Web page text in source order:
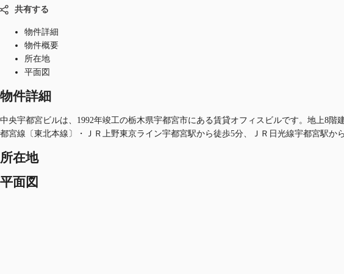
共有する
物件詳細
物件概要
所在地
平面図
物件詳細
中央宇都宮ビルは、1992年竣工の栃木県宇都宮市にある賃貸オフィスビルです。地上8
都宮線〔東北本線〕・ＪＲ上野東京ライン宇都宮駅から徒歩5分、ＪＲ日光線宇都宮駅か
所在地
平面図